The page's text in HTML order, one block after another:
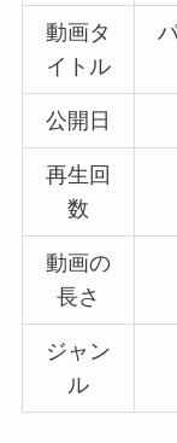
動画タ
イトル
公開日
再生回
数
動画の
長さ
ジャン
ル